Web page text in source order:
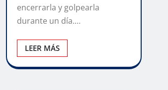
encerrarla y golpearla
durante un día.…
LEER MÁS